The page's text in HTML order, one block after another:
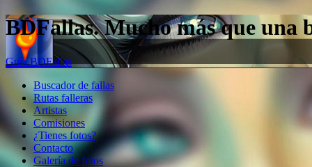
BDFallas. Mucho más que una
Guía BDFallas
Buscador de fallas
Rutas falleras
Artistas
Comisiones
¿Tienes fotos?
Contacto
Galería de fotos